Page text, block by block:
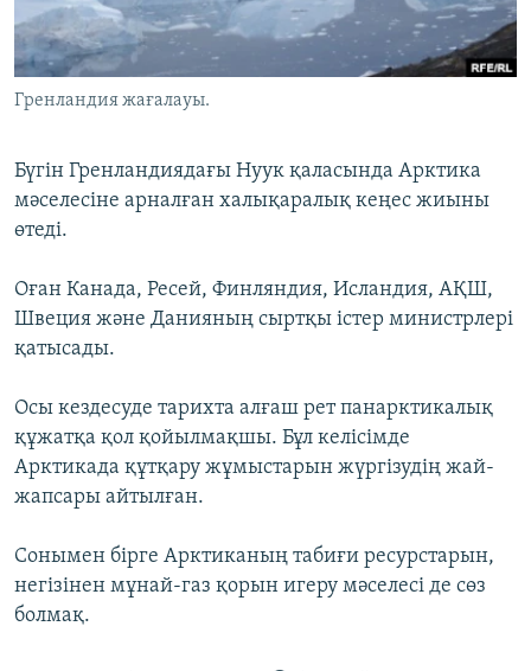
ЖАЗЫЛЫҢЫЗ
Гренландия жағалауы.
Бүгін Гренландиядағы Нуук қаласында Арктика
мәселесіне арналған халықаралық кеңес жиыны
өтеді.
Оған Канада, Ресей, Финляндия, Исландия, АҚШ,
Швеция және Данияның сыртқы істер министрлері
қатысады.
Осы кездесуде тарихта алғаш рет панарктикалық
құжатқа қол қойылмақшы. Бұл келісімде
Арктикада құтқару жұмыстарын жүргізудің жай-
жапсары айтылған.
Сонымен бірге Арктиканың табиғи ресурстарын,
негізінен мұнай-газ қорын игеру мәселесі де сөз
болмақ.